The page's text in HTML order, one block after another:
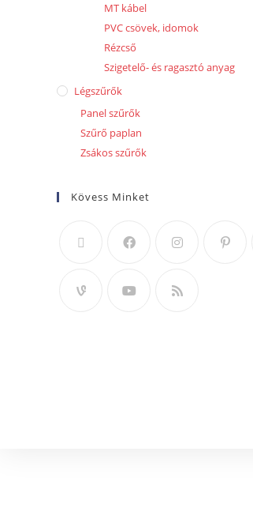
MT kábel
PVC csövek, idomok
Rézcső
Szigetelő- és ragasztó anyag
Légszűrők
Panel szűrők
Szűrő paplan
Zsákos szűrők
Kövess Minket